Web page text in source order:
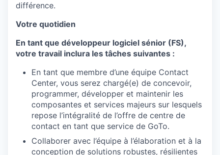
différence.
Votre quotidien
En tant que développeur logiciel sénior (FS),
votre travail inclura les tâches suivantes :
En tant que membre d’une équipe Contact
Center, vous serez chargé(e) de concevoir,
programmer, développer et maintenir les
composantes et services majeurs sur lesquels
repose l’intégralité de l’offre de centre de
contact en tant que service de GoTo.
Collaborer avec l’équipe à l’élaboration et à la
conception de solutions robustes, résilientes